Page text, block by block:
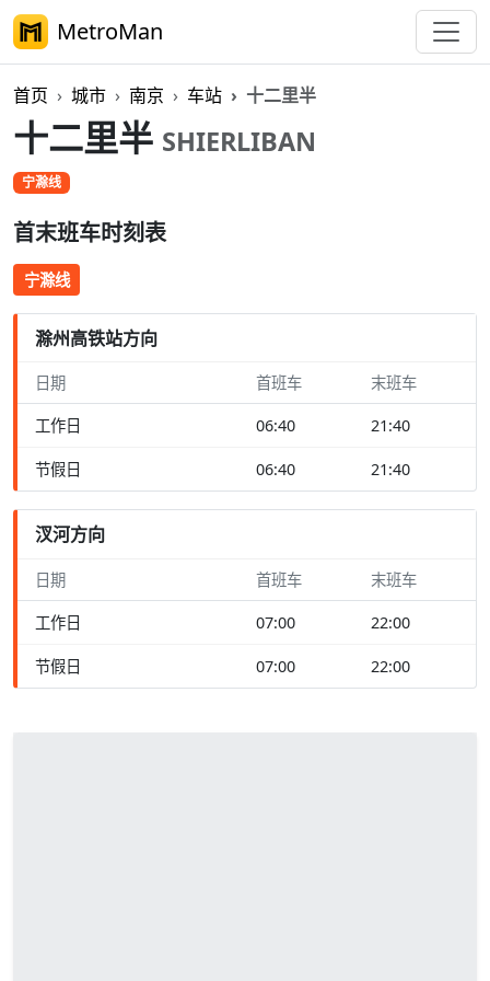
MetroMan
首页 城市 南京 车站 十二里半
十二里半 SHIERLIBAN
宁滁线
首末班车时刻表
宁滁线
滁州高铁站方向
日期 首班车 末班车
工作日 06:40 21:40
节假日 06:40 21:40
汊河方向
日期 首班车 末班车
工作日 07:00 22:00
节假日 07:00 22:00